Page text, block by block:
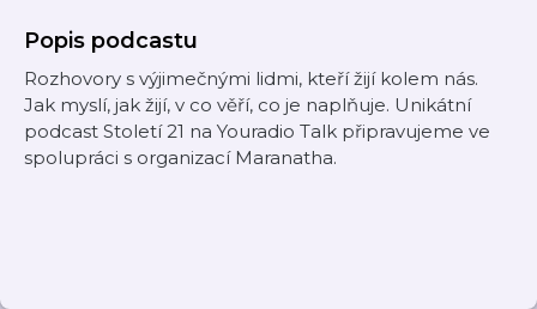
Popis podcastu
Rozhovory s výjimečnými lidmi, kteří žijí kolem nás.
Jak myslí, jak žijí, v co věří, co je naplňuje. Unikátní
podcast Století 21 na Youradio Talk připravujeme ve
spolupráci s organizací Maranatha.